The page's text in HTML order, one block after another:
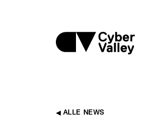
ALLE NEWS